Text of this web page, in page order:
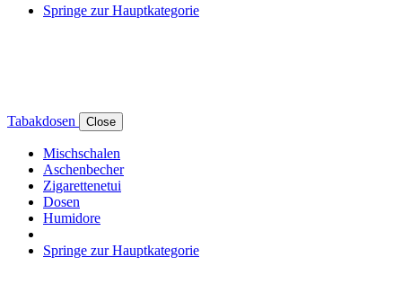
Springe zur Hauptkategorie
Tabakdosen Close
Mischschalen
Aschenbecher
Zigarettenetui
Dosen
Humidore
Springe zur Hauptkategorie